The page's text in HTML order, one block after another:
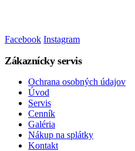
Facebook Instagram
Zákaznícky servis
Ochrana osobných údajov
Úvod
Servis
Cenník
Galéria
Nákup na splátky
Kontakt